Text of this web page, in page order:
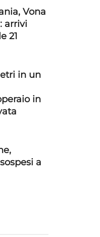
Vona
arrivi
21
in un
in
a